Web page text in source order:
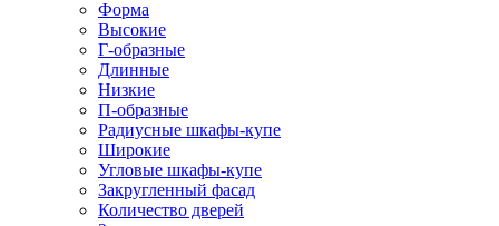
Форма
Высокие
Г-образные
Длинные
Низкие
П-образные
Радиусные шкафы-купе
Широкие
Угловые шкафы-купе
Закругленный фасад
Количество дверей